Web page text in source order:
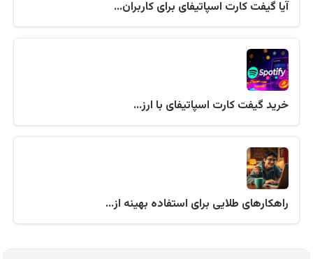
آیا گیفت کارت اسپاتیفای برای کاربران…
خرید گیفت کارت اسپاتیفای با ارز…
راهکارهای طلایی برای استفاده بهینه از…